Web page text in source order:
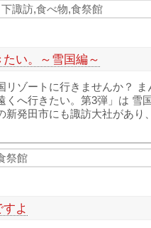
下諏訪,食べ物,食祭館
い。～雪国編～
リゾートに行きませんか？
くへ行きたい。第3弾」は 雪
新発田市にも諏訪大社があり
祭館
よ